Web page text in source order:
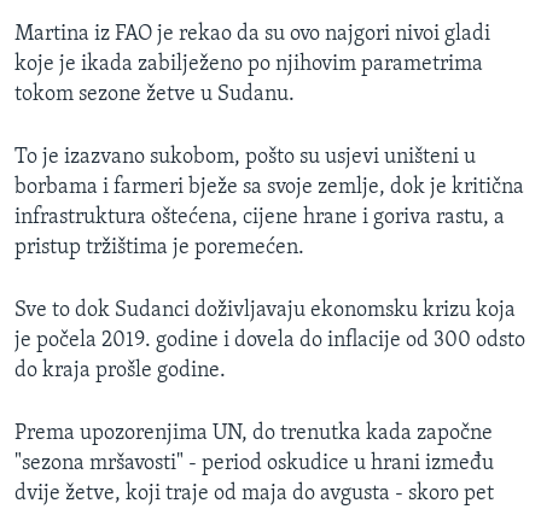
Martina iz FAO je rekao da su ovo najgori nivoi gladi
koje je ikada zabilježeno po njihovim parametrima
tokom sezone žetve u Sudanu.
To je izazvano sukobom, pošto su usjevi uništeni u
borbama i farmeri bježe sa svoje zemlje, dok je kritična
infrastruktura oštećena, cijene hrane i goriva rastu, a
pristup tržištima je poremećen.
Sve to dok Sudanci doživljavaju ekonomsku krizu koja
je počela 2019. godine i dovela do inflacije od 300 odsto
do kraja prošle godine.
Prema upozorenjima UN, do trenutka kada započne
"sezona mršavosti" - period oskudice u hrani između
dvije žetve, koji traje od maja do avgusta - skoro pet